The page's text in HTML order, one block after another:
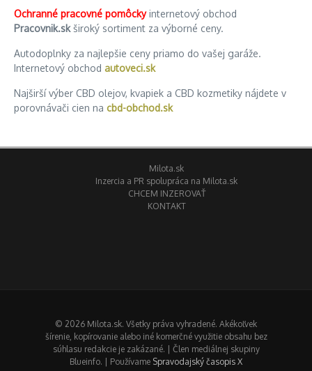
Ochranné pracovné pomôckyinternetový obchod
Pracovnik.skširoký sortiment za výborné ceny.
Autodoplnky za najlepšie ceny priamo do vašej garáže.
Internetový obchod autoveci.sk
Najširší výber CBD olejov, kvapiek a CBD kozmetiky nájdete v
porovnávači cien na cbd-obchod.sk
Milota.sk
Inzercia a PR spolupráca na Milota.sk
CHCEM INZEROVAŤ
KONTAKT
© 2026 Milota.sk. Všetky práva vyhradené. Akékoľvek
šírenie, kopírovanie alebo iné komerčné využitie obsahu bez
súhlasu redakcie je zakázané. | Člen mediálnej skupiny
Blueinfo. | Používame Spravodajský časopis X